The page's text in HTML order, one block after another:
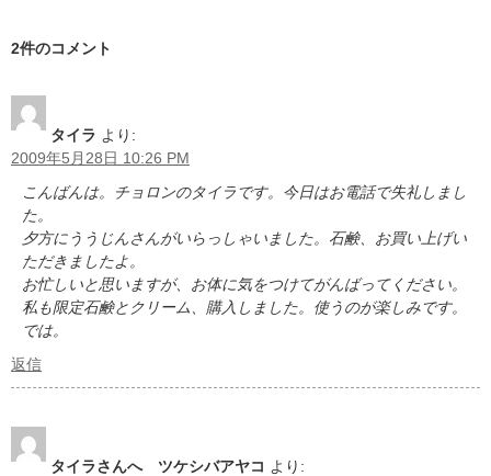
2件のコメント
タイラ より:
2009年5月28日 10:26 PM
こんばんは。チョロンのタイラです。今日はお電話で失礼しまし
た。
夕方にううじんさんがいらっしゃいました。石鹸、お買い上げい
ただきましたよ。
お忙しいと思いますが、お体に気をつけてがんばってください。
私も限定石鹸とクリーム、購入しました。使うのが楽しみです。
では。
返信
タイラさんへ ツケシバアヤコ より: